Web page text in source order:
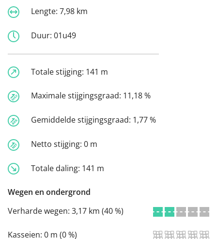
Lengte: 7,98 km
Duur: 01u49
Totale stijging: 141 m
Maximale stijgingsgraad: 11,18 %
Gemiddelde stijgingsgraad: 1,77 %
Netto stijging: 0 m
Totale daling: 141 m
Wegen en ondergrond
Verharde wegen: 3,17 km (40 %)
Kasseien: 0 m (0 %)